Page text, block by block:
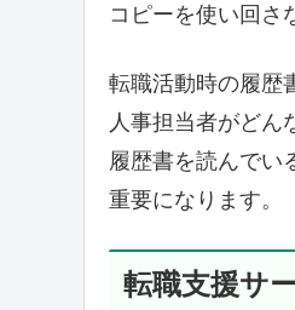
コピーを使い回さ
転職活動時の履歴
人事担当者がどん
履歴書を読んでい
重要になります。
転職支援サ